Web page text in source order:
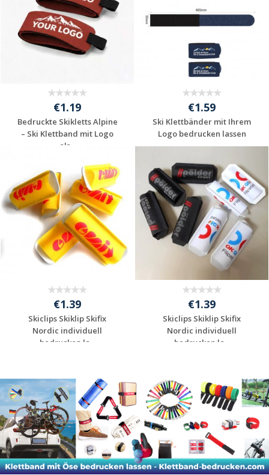
€1.19
Bedruckte Skikletts Alpine
– Ski Klettband mit Logo
als...
Werbeartikel
anfragen
€1.59
Ski Klettbänder mit Ihrem
Logo bedrucken lassen
Werbeartikel
anfragen
€1.39
Skiclips Skiklip Skifix
Nordic individuell
bedrucken la...
anfragen
€1.39
Skiclips Skiklip Skifix
Nordic individuell
bedrucken la...
anfragen